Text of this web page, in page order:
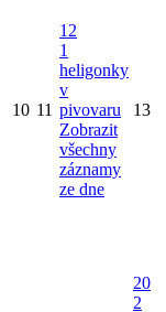
10 11
12
1
heligonky
v
pivovaru
Zobrazit
všechny
záznamy
ze dne
13
20
2